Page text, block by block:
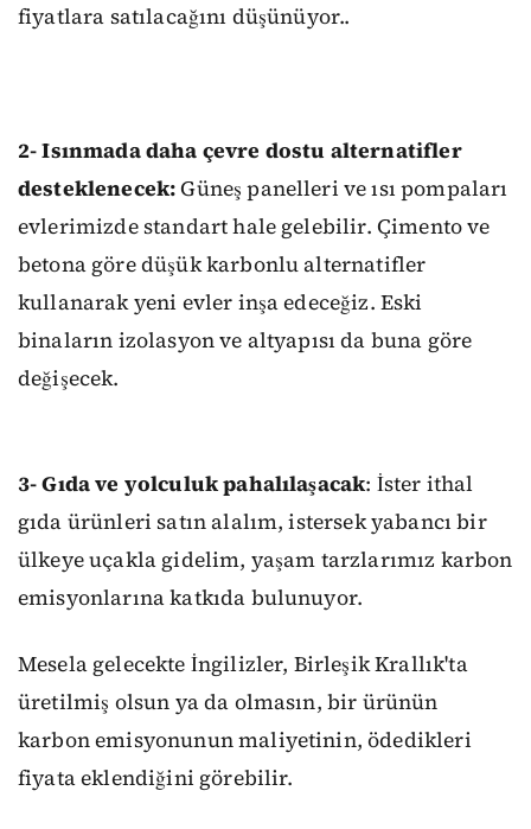
fiyatlara satılacağını düşünüyor..
2- Isınmada daha çevre dostu alternatifler
desteklenecek:Güneş panelleri ve ısı pompaları
evlerimizde standart hale gelebilir. Çimento ve
betona göre düşük karbonlu alternatifler
kullanarak yeni evler inşa edeceğiz. Eski
binaların izolasyon ve altyapısı da buna göre
değişecek.
3- Gıda ve yolculuk pahalılaşacak: İster ithal
gıda ürünleri satın alalım, istersek yabancı bir
ülkeye uçakla gidelim, yaşam tarzlarımız karbon
emisyonlarına katkıda bulunuyor.
Mesela gelecekte İngilizler, Birleşik Krallık'ta
üretilmiş olsun ya da olmasın, bir ürünün
karbon emisyonunun maliyetinin, ödedikleri
fiyata eklendiğini görebilir.